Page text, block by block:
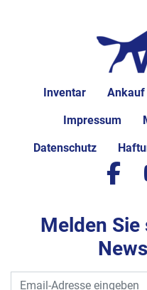
Inventar Ankauf
Impressum
Datenschutz
Melden